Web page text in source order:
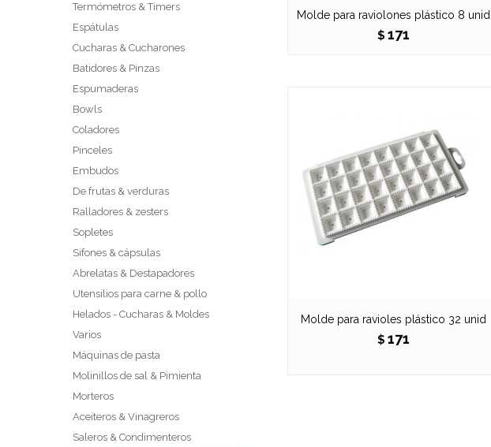
Molde para raviolones plástico 8 unid
$ 171
Molde para ravioles plástico 32 unid
$ 171
Termómetros & Timers
Espátulas
Cucharas & Cucharones
Batidores & Pinzas
Espumaderas
Bowls
Coladores
Pinceles
Embudos
De frutas & verduras
Ralladores & zesters
Sopletes
Sifones & cápsulas
Abrelatas & Destapadores
Utensilios para carne & pollo
Helados - Cucharas & Moldes
Varios
Máquinas de pasta
Molinillos de sal & Pimienta
Morteros
Aceiteros & Vinagreros
Saleros & Condimenteros